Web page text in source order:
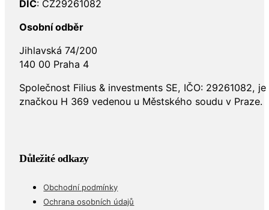
DIČ: CZ29261082
Osobní odběr
Jihlavská 74/200
140 00 Praha 4
Společnost Filius & investments SE, IČO: 29261082,
značkou H 369 vedenou u Městského soudu v Praze.
Důležité odkazy
Obchodní podmínky
Ochrana osobních údajů